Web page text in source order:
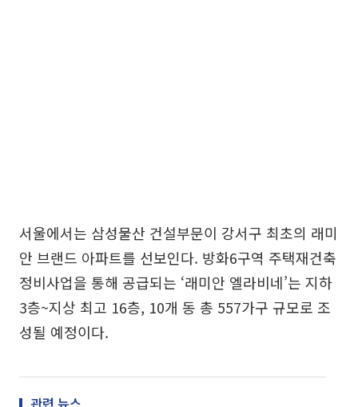
서울에서는 삼성물산 건설부문이 강서구 최초의 래미
안 브랜드 아파트를 선보인다. 방화6구역 주택재건축
정비사업을 통해 공급되는 ‘래미안 엘라비네’는 지하
3층~지상 최고 16층, 10개 동 총 557가구 규모로 조
성될 예정이다.
관련 뉴스